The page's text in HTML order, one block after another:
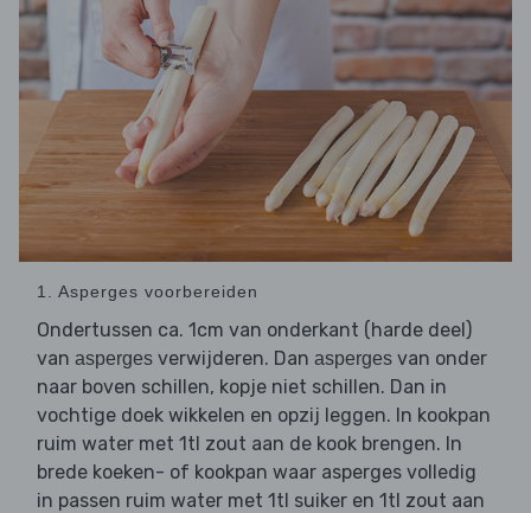
1. Asperges voorbereiden
Ondertussen ca. 1cm van onderkant (harde deel)
van asperges verwijderen. Dan asperges van onder
naar boven schillen, kopje niet schillen. Dan in
vochtige doek wikkelen en opzij leggen. In kookpan
ruim water met 1tl zout aan de kook brengen. In
brede koeken- of kookpan waar asperges volledig
in passen ruim water met 1tl suiker en 1tl zout aan